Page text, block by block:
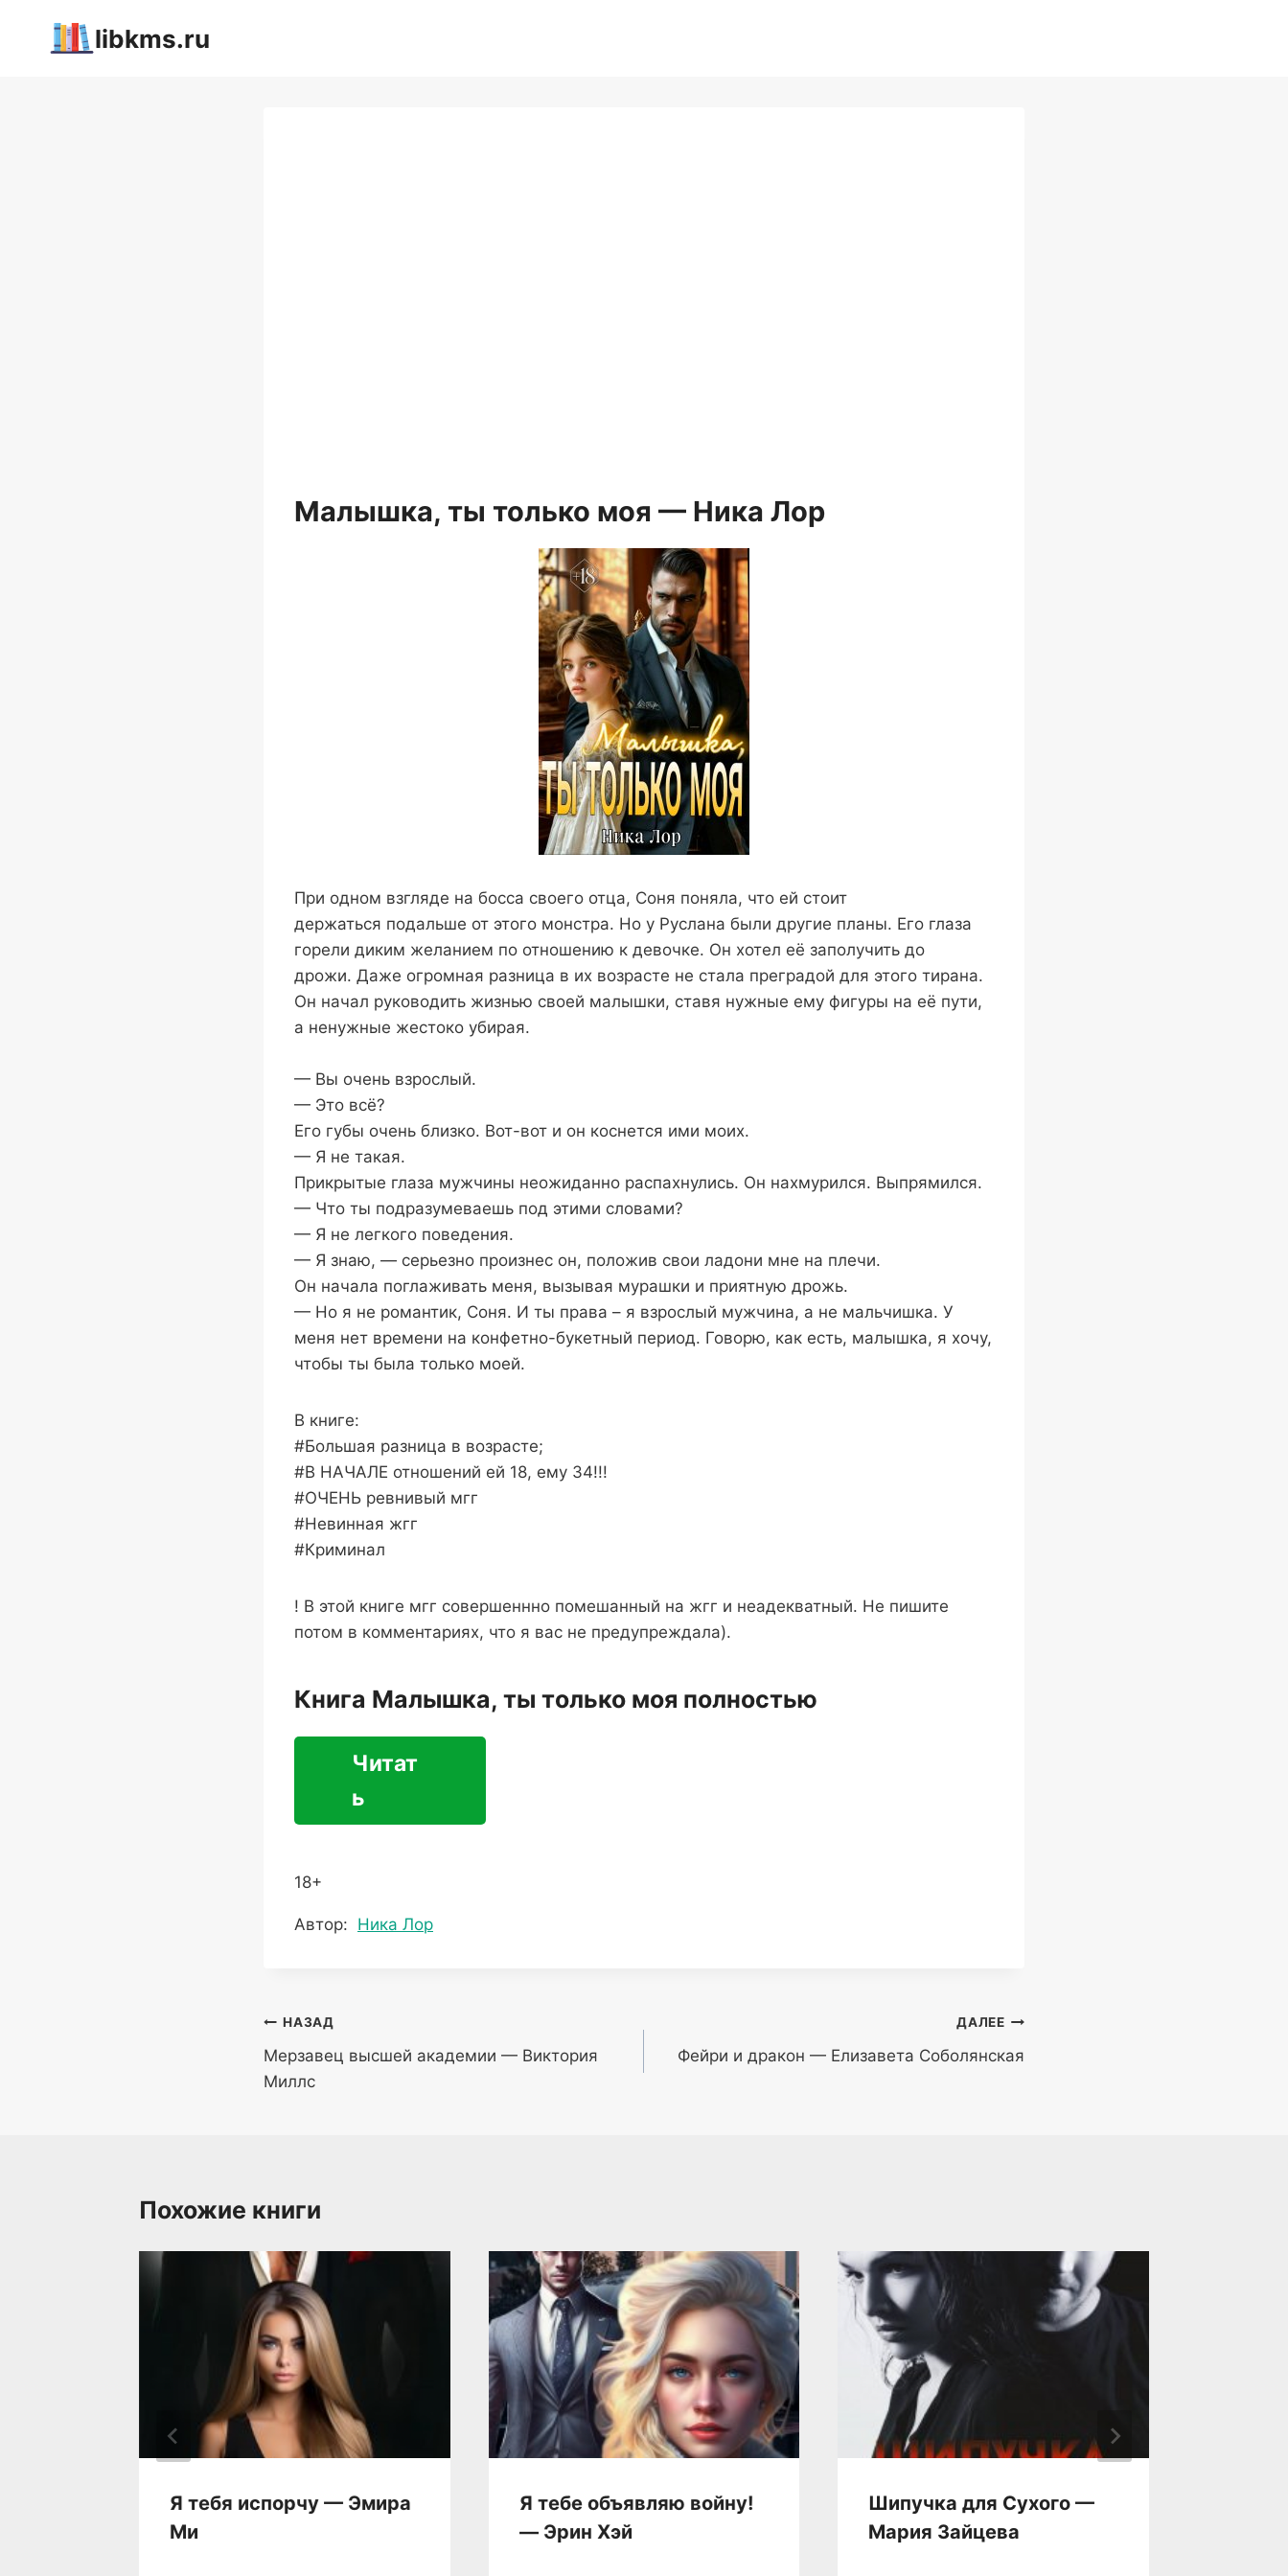
libkms.ru
Малышка, ты только моя — Ника Лор
При одном взгляде на босса своего отца, Соня поняла, что ей стоит
держаться подальше от этого монстра. Но у Руслана были другие планы. Его глаза
горели диким желанием по отношению к девочке. Он хотел её заполучить до
дрожи. Даже огромная разница в их возрасте не стала преградой для этого тирана.
Он начал руководить жизнью своей малышки, ставя нужные ему фигуры на её пути,
а ненужные жестоко убирая.
— Вы очень взрослый.
— Это всё?
Его губы очень близко. Вот-вот и он коснется ими моих.
— Я не такая.
Прикрытые глаза мужчины неожиданно распахнулись. Он нахмурился. Выпрямился.
— Что ты подразумеваешь под этими словами?
— Я не легкого поведения.
— Я знаю, — серьезно произнес он, положив свои ладони мне на плечи.
Он начала поглаживать меня, вызывая мурашки и приятную дрожь.
— Но я не романтик, Соня. И ты права – я взрослый мужчина, а не мальчишка. У
меня нет времени на конфетно-букетный период. Говорю, как есть, малышка, я хочу,
чтобы ты была только моей.
В книге:
#Большая разница в возрасте;
#В НАЧАЛЕ отношений ей 18, ему 34!!!
#ОЧЕНЬ ревнивый мгг
#Невинная жгг
#Криминал
! В этой книге мгг совершеннно помешанный на жгг и неадекватный. Не пишите
потом в комментариях, что я вас не предупреждала).
Книга Малышка, ты только моя полностью
Читат
ь
18+
Метки
Автор: Ника Лор
Навигация
по
записям
НАЗАД
Мерзавец высшей академии — Виктория
Миллс
ДАЛЕЕ
Фейри и дракон — Елизавета Соболянская
Похожие книги
Я тебя испорчу — Эмира
Ми
Я тебе объявляю войну!
— Эрин Хэй
Шипучка для Сухого —
Мария Зайцева